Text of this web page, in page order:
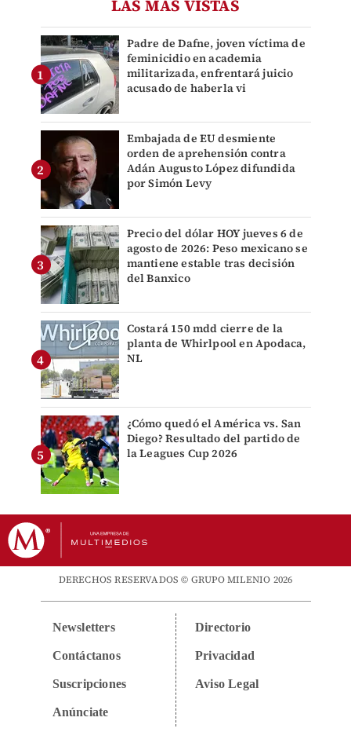
LAS MÁS VISTAS
Padre de Dafne, joven víctima de
feminicidio en academia
militarizada, enfrentará juicio
acusado de haberla vi
Embajada de EU desmiente
orden de aprehensión contra
Adán Augusto López difundida
por Simón Levy
Precio del dólar HOY jueves 6 de
agosto de 2026: Peso mexicano se
mantiene estable tras decisión
del Banxico
Costará 150 mdd cierre de la
planta de Whirlpool en Apodaca,
NL
¿Cómo quedó el América vs. San
Diego? Resultado del partido de
la Leagues Cup 2026
DERECHOS RESERVADOS © GRUPO MILENIO 2026
Newsletters
Contáctanos
Suscripciones
Anúnciate
Directorio
Privacidad
Aviso Legal